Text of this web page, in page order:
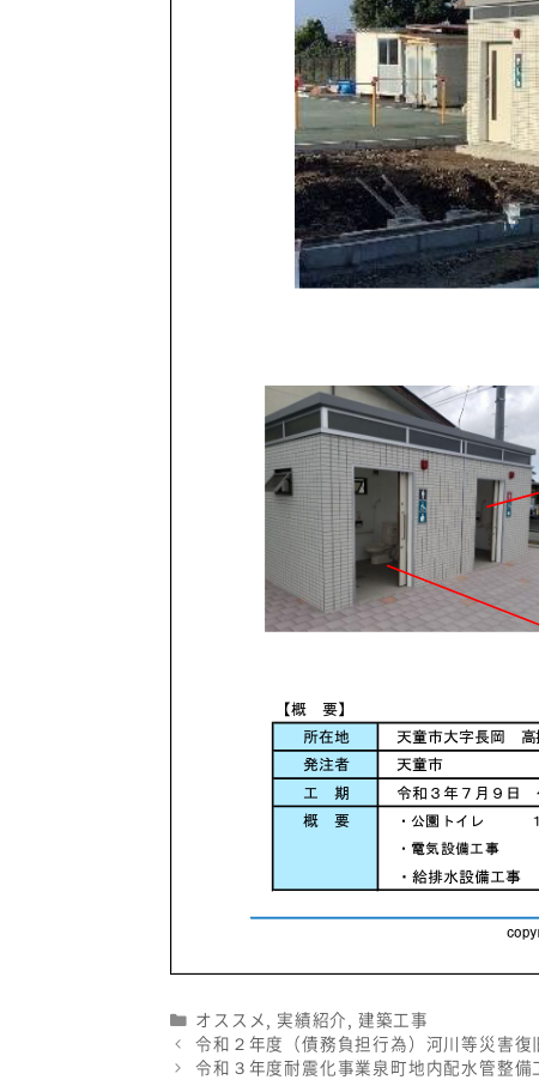
Categories
オススメ 実績紹介 建築工事
令和２年度（債務負担行為）河川等災害
令和３年度耐震化事業泉町地内配水管整備